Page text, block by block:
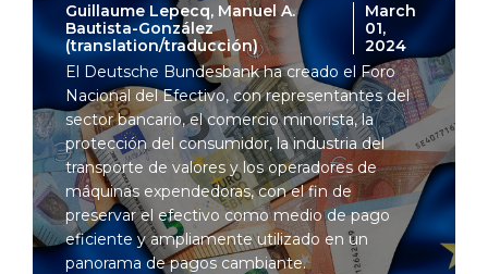
Guillaume Lepecq, Manuel A.
Bautista-González
(translation/traducción)
March
01,
2024
El Deutsche Bundesbank ha creado el Foro
Nacional del Efectivo, con representantes del
sector bancario, el comercio minorista, la
protección del consumidor, la industria del
transporte de valores y los operadores de
máquinas expendedoras, con el fin de
preservar el efectivo como medio de pago
eficiente y ampliamente utilizado en un
panorama de pagos cambiante.